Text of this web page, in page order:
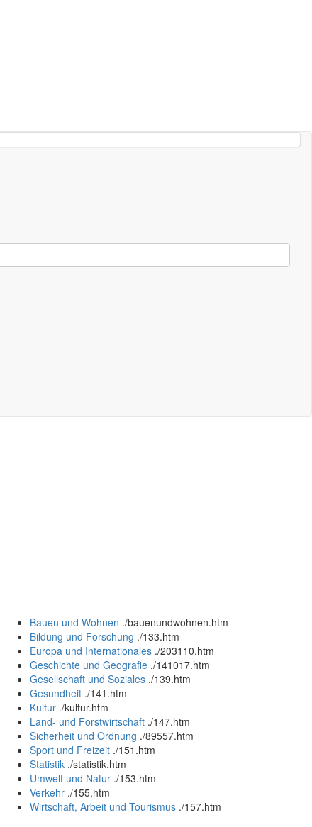
Bauen und Wohnen ./bauenundwohnen.htm
Bildung und Forschung ./133.htm
Europa und Internationales ./203110.htm
Geschichte und Geografie ./141017.htm
Gesellschaft und Soziales ./139.htm
Gesundheit ./141.htm
Kultur ./kultur.htm
Land- und Forstwirtschaft ./147.htm
Sicherheit und Ordnung ./89557.htm
Sport und Freizeit ./151.htm
Statistik ./statistik.htm
Umwelt und Natur ./153.htm
Verkehr ./155.htm
Wirtschaft, Arbeit und Tourismus ./157.htm